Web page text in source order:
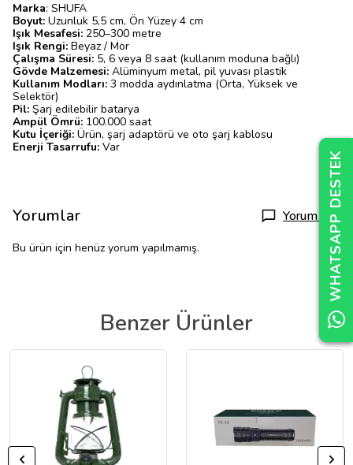
Marka: SHUFA
Boyut: Uzunluk 5,5 cm, Ön Yüzey 4 cm
Işık Mesafesi: 250–300 metre
Işık Rengi: Beyaz / Mor
Çalışma Süresi: 5, 6 veya 8 saat (kullanım moduna bağlı)
Gövde Malzemesi: Alüminyum metal, pil yuvası plastik
Kullanım Modları: 3 modda aydınlatma (Orta, Yüksek ve
Selektör)
Pil: Şarj edilebilir batarya
Ampül Ömrü: 100.000 saat
Kutu İçeriği: Ürün, şarj adaptörü ve oto şarj kablosu
Enerji Tasarrufu: Var
Yorumlar Yorum Yap
Bu ürün için henüz yorum yapılmamış.
Benzer Ürünler
WHATSAPP DESTEK
WHATSAPP DESTEK
WHATSAPP DESTEK